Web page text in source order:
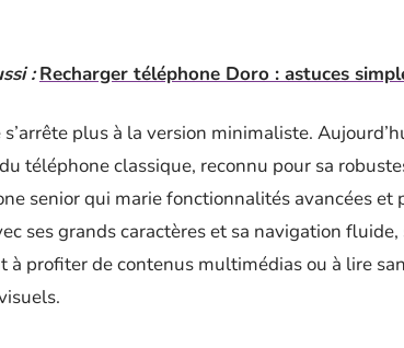
: Recharger téléphone Doro : astuces
s’arrête plus à la version minimaliste.
téléphone classique, reconnu pour sa
senior qui marie fonctionnalités avancées et
ses grands caractères et sa navigation
à profiter de contenus multimédias ou à lire